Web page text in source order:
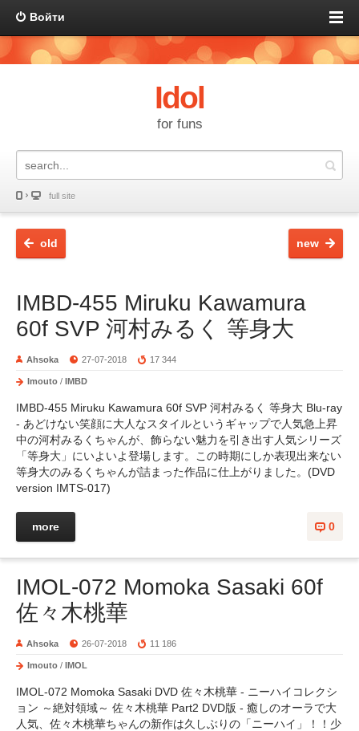
Войти
Idol
for funs
full site
new
old
IMBD-455 Miruku Kawamura
60f SVP 河村みるく 等身大
Ahsoka 27-07-2018 17 344
Imouto / IMBD
IMBD-455 Miruku Kawamura 60f SVP 河村みるく 等身大 Blu-ray
- あどけない笑顔に大人なスタイルというギャップで人気急上昇
中の河村みるくちゃんが、飾らない魅力を引き出す人気シリーズ
「等身大」にいよいよ登場します。この時期にしか表現出来ない
等身大のみるくちゃんが詰まった作品に仕上がりました。(DVD
version IMTS-017)
0
more
IMOL-072 Momoka Sasaki 60f
佐々木桃華
Ahsoka 26-07-2018 11 186
Imouto / IMOL
IMOL-072 Momoka Sasaki DVD 佐々木桃華 - ニーハイコレクシ
ョン ～絶対領域～ 佐々木桃華 Part2 DVD版 - 癒しのオーラで大
人気、佐々木桃華ちゃんの新作は久しぶりの「ニーハイ」！！少